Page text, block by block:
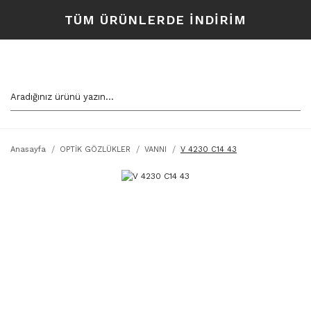
TÜM ÜRÜNLERDE İNDİRİM
Anasayfa OPTİK GÖZLÜKLER VANNI V 4230 C14 43